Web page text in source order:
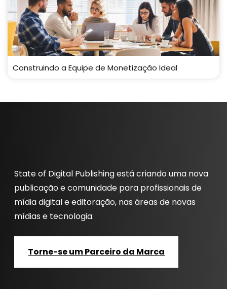
Construindo a Equipe de Monetização Ideal
State of Digital Publishing está criando uma nova
publicação e comunidade para profissionais de
mídia digital e editoração, nas áreas de novas
mídias e tecnologia.
Torne-se um Parceiro da Marca